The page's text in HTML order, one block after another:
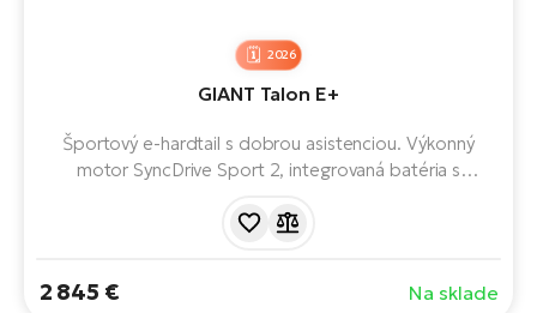
2026
GIANT Talon E+
Športový e-hardtail s dobrou asistenciou. Výkonný
motor SyncDrive Sport 2, integrovaná batéria s
plynulú asistenciu, istý výkon v teréne a príjemnú jazdu na
2 845 € Na sklade